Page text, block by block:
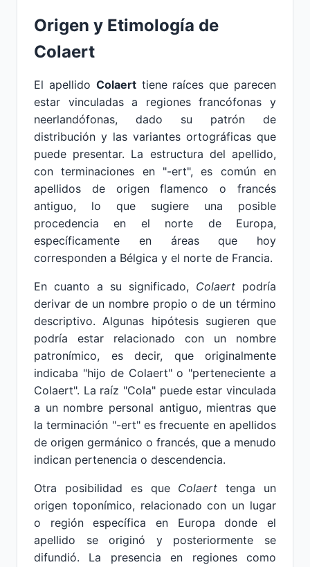
Origen y Etimología de
Colaert
El apellido Colaerttiene raíces que parecen
estar vinculadas a regiones francófonas y
neerlandófonas, dado su patrón de
distribución y las variantes ortográficas que
puede presentar. La estructura del apellido,
con terminaciones en "-ert", es común en
apellidos de origen flamenco o francés
antiguo, lo que sugiere una posible
procedencia en el norte de Europa,
específicamente en áreas que hoy
corresponden a Bélgica y el norte de Francia.
En cuanto a su significado, Colaert podría
derivar de un nombre propio o de un término
descriptivo. Algunas hipótesis sugieren que
podría estar relacionado con un nombre
patronímico, es decir, que originalmente
indicaba "hijo de Colaert" o "perteneciente a
Colaert". La raíz "Cola" puede estar vinculada
a un nombre personal antiguo, mientras que
la terminación "-ert" es frecuente en apellidos
de origen germánico o francés, que a menudo
indican pertenencia o descendencia.
Otra posibilidad es que Colaert tenga un
origen toponímico, relacionado con un lugar
o región específica en Europa donde el
apellido se originó y posteriormente se
difundió. La presencia en regiones como